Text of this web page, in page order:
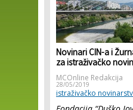
Novinari CIN-a i
za istraživačko
MCOnline Redakcija
28/05/2019
istraživačko